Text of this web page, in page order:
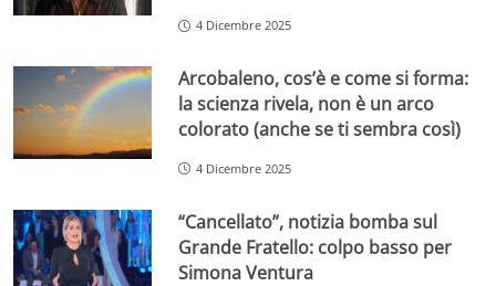
4 Dicembre 2025
Arcobaleno, cos’è e come si forma:
la scienza rivela, non è un arco
colorato (anche se ti sembra così)
4 Dicembre 2025
“Cancellato”, notizia bomba sul
Grande Fratello: colpo basso per
Simona Ventura